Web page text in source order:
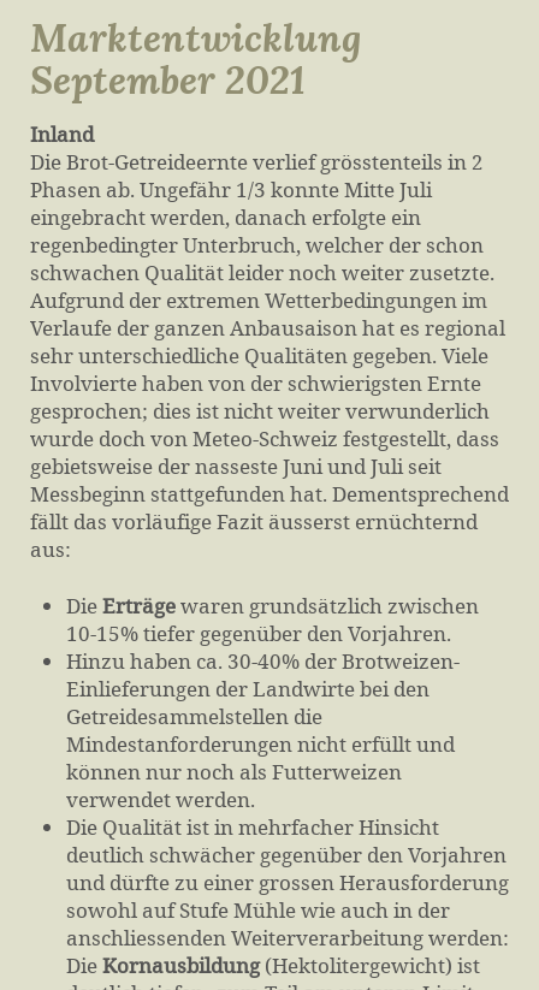
Marktentwicklung
September 2021
Inland
Die Brot-Getreideernte verlief grösstenteils in 2
Phasen ab. Ungefähr 1/3 konnte Mitte Juli
eingebracht werden, danach erfolgte ein
regenbedingter Unterbruch, welcher der schon
schwachen Qualität leider noch weiter zusetzte.
Aufgrund der extremen Wetterbedingungen im
Verlaufe der ganzen Anbausaison hat es regional
sehr unterschiedliche Qualitäten gegeben. Viele
Involvierte haben von der schwierigsten Ernte
gesprochen; dies ist nicht weiter verwunderlich
wurde doch von Meteo-Schweiz festgestellt, dass
gebietsweise der nasseste Juni und Juli seit
Messbeginn stattgefunden hat. Dementsprechend
fällt das vorläufige Fazit äusserst ernüchternd
aus:
DieErträgewaren grundsätzlich zwischen
10-15% tiefer gegenüber den Vorjahren.
Hinzu haben ca. 30-40% der Brotweizen-
Einlieferungen der Landwirte bei den
Getreidesammelstellen die
Mindestanforderungen nicht erfüllt und
können nur noch als Futterweizen
verwendet werden.
Die Qualität ist in mehrfacher Hinsicht
deutlich schwächer gegenüber den Vorjahren
und dürfte zu einer grossen Herausforderung
sowohl auf Stufe Mühle wie auch in der
anschliessenden Weiterverarbeitung werden:
DieKornausbildung(Hektolitergewicht) ist